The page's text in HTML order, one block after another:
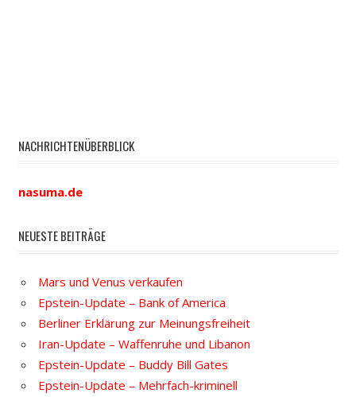
NACHRICHTENÜBERBLICK
nasuma.de
NEUESTE BEITRÄGE
Mars und Venus verkaufen
Epstein-Update – Bank of America
Berliner Erklärung zur Meinungsfreiheit
Iran-Update – Waffenruhe und Libanon
Epstein-Update – Buddy Bill Gates
Epstein-Update – Mehrfach-kriminell